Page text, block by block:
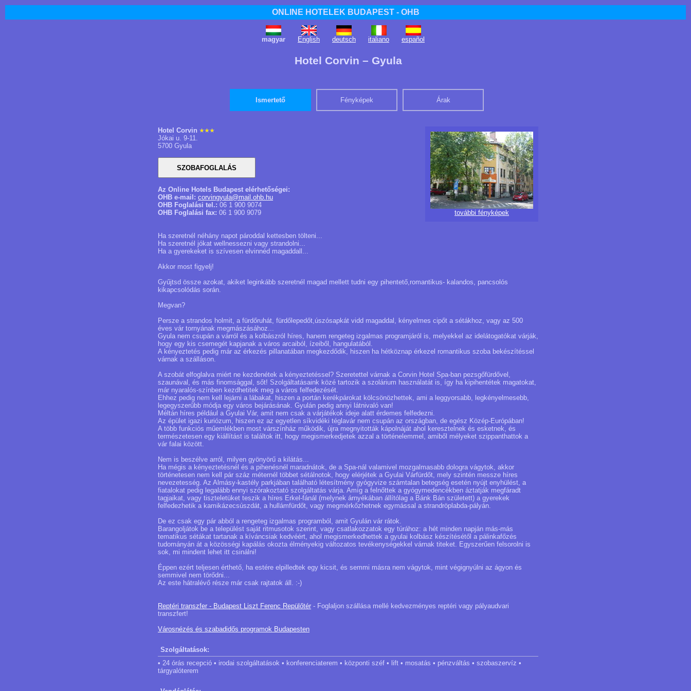
ONLINE HOTELEK BUDAPEST - OHB
magyar English deutsch italiano español
Hotel Corvin – Gyula
Ismertető Fényképek Árak
további fényképek
Hotel Corvin
Jókai u. 9-11.
5700 Gyula
Az Online Hotels Budapest elérhetőségei:
OHB e-mail: corvingyula@mail.ohb.hu
OHB Foglalási tel.: 06 1 900 9074
OHB Foglalási fax: 06 1 900 9079
Ha szeretnél néhány napot pároddal kettesben tölteni...
Ha szeretnél jókat wellnessezni vagy strandolni...
Ha a gyerekeket is szívesen elvinnéd magaddall...
Akkor most figyelj!
Gyűjtsd össze azokat, akiket leginkább szeretnél magad mellett tudni egy pihentető,romantikus- kalandos, pancsolós
kikapcsolódás során.
Megvan?
Persze a strandos holmit, a fürdőruhát, fürdőlepedőt,úszósapkát vidd magaddal, kényelmes cipőt a sétákhoz, vagy az 500
éves vár tornyának megmászásához...
Gyula nem csupán a várról és a kolbászról híres, hanem rengeteg izgalmas programjáról is, melyekkel az idelátogatókat várják,
hogy egy kis csemegét kapjanak a város arcaiból, ízeiből, hangulatából.
A kényeztetés pedig már az érkezés pillanatában megkezdődik, hiszen ha hétköznap érkezel romantikus szoba bekészítéssel
várnak a szálláson.
A szobát elfoglalva miért ne kezdenétek a kényeztetéssel? Szeretettel várnak a Corvin Hotel Spa-ban pezsgőfürdővel,
szaunával, és más finomsággal, sőt! Szolgáltatásaink közé tartozik a szolárium használatát is, így ha kipihentétek magatokat,
már nyaralós-színben kezdhetitek meg a város felfedezését.
Ehhez pedig nem kell lejárni a lábakat, hiszen a portán kerékpárokat kölcsönözhettek, ami a leggyorsabb, legkényelmesebb,
legegyszerűbb módja egy város bejárásának. Gyulán pedig annyi látnivaló van!
Méltán híres például a Gyulai Vár, amit nem csak a várjátékok ideje alatt érdemes felfedezni.
Az épület igazi kuriózum, hiszen ez az egyetlen síkvidéki téglavár nem csupán az országban, de egész Közép-Európában!
A több funkciós műemlékben most várszínház működik, újra megnyitották kápolnáját ahol keresztelnek és esketnek, és
természetesen egy kiállítást is találtok itt, hogy megismerkedjetek azzal a történelemmel, amiből mélyeket szippanthattok a
vár falai között.
Nem is beszélve arról, milyen gyönyörű a kilátás...
Ha mégis a kényeztetésnél és a pihenésnél maradnátok, de a Spa-nál valamivel mozgalmasabb dologra vágytok, akkor
történetesen nem kell pár száz méternél többet sétálnotok, hogy elérjétek a Gyulai Várfürdőt, mely szintén messze híres
nevezetesség. Az Almásy-kastély parkjában található létesítmény gyógyvize számtalan betegség esetén nyújt enyhülést, a
fiatalokat pedig legalább ennyi szórakoztató szolgáltatás várja. Amíg a felnőttek a gyógymedencékben áztatják megfáradt
tagjaikat, vagy tiszteletüket teszik a híres Erkel-fánál (melynek árnyékában állítólag a Bánk Bán született) a gyerekek
felfedezhetik a kamikázecsúszdát, a hullámfürdőt, vagy megmérkőzhetnek egymással a strandröplabda-pályán.
De ez csak egy pár abból a rengeteg izgalmas programból, amit Gyulán vár rátok.
Barangoljátok be a települést saját ritmusotok szerint, vagy csatlakozzatok egy túrához: a hét minden napján más-más
tematikus sétákat tartanak a kíváncsiak kedvéért, ahol megismerkedhettek a gyulai kolbász készítésétől a pálinkafőzés
tudományán át a közösségi kapálás okozta élményekig változatos tevékenységekkel várnak titeket. Egyszerűen felsorolni is
sok, mi mindent lehet itt csinálni!
Éppen ezért teljesen érthető, ha estére elpilledtek egy kicsit, és semmi másra nem vágytok, mint végignyúlni az ágyon és
semmivel nem törődni...
Az este hátralévő része már csak rajtatok áll. :-)
Reptéri transzfer - Budapest Liszt Ferenc Repülőtér - Foglaljon szállása mellé kedvezményes reptéri vagy pályaudvari
transzfert!
Városnézés és szabadidős programok Budapesten
Szolgáltatások:
• 24 órás recepció • irodai szolgáltatások • konferenciaterem • központi széf • lift • mosatás • pénzváltás • szobaszervíz •
tárgyalóterem